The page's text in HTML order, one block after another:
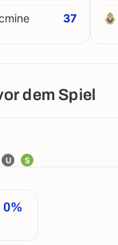
37
dem Spiel
U S
0%